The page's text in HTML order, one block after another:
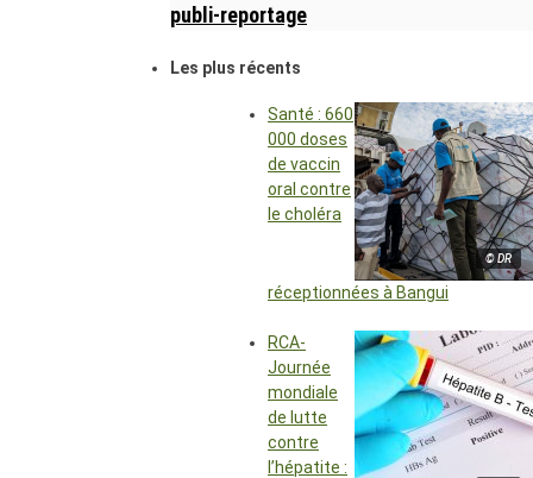
publi-reportage
Les plus récents
© DR
Santé : 660
000 doses
de vaccin
oral contre
le choléra
réceptionnées à Bangui
RCA-
Journée
mondiale
de lutte
contre
l’hépatite :